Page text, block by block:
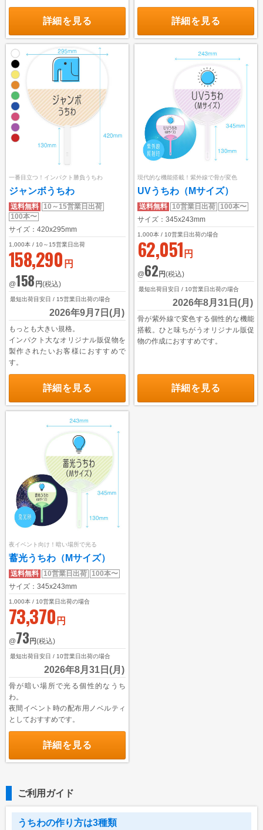
サンプル請求フォーム
見積請求フォーム
ご利用ガイド
初めてのお客様
ご注文の流れ
完全データ入稿(ai形式)について
WEBデザインメーカーについて
配送・送料について
納期について
お支払いについて
返品・交換・キャンセルについて
よくあるご質問
お役立ちブログ
特集で探す
ビジネス向け特集
物件情報関係
各種展示会用
大学法人・専門学校
飲食店集客用
暑中見舞いご挨拶
イベント向け特集
無地うちわ
スポーツ応援うちわ
町内会のお祭りうちわ
こども向けイベント
学校(運動会・文化祭)
うちわコラム
HOW TO うちわ作り
デザインのコツ
うちわ広告について
グループサイト
レスタス
名入れカレンダー製作所
封筒印刷製作所
印鑑・ゴム印製作所
お名前シール製作所
詳細を見る 詳細を見る
一番目立つ！インパクト勝負うちわ
ジャンボうちわ
送料無料
10～15営業日出荷
100本〜
サイズ：420x295mm
1,000本 / 10～15営業日出荷
158,290 円
@158 円(税込)
最短出荷目安日 / 15営業日出荷の場合
2026年9月7日(月)
もっとも大きい規格。
インパクト大なオリジナル販促物を
製作されたいお客様におすすめで
す。
詳細を見る
現代的な機能搭載！紫外線で骨が変色
UVうちわ（Mサイズ）
送料無料 10営業日出荷
100本〜
サイズ：345x243mm
1,000本 / 10営業日出荷の場合
62,051 円
@62円(税込)
最短出荷目安日 / 10営業日出荷の場合
2026年8月31日(月)
骨が紫外線で変色する個性的な機能
搭載。ひと味ちがうオリジナル販促
物の作成におすすめです。
詳細を見る
夜イベント向け！暗い場所で光る
蓄光うちわ（Mサイズ）
送料無料 10営業日出荷
100本〜
サイズ：345x243mm
1,000本 / 10営業日出荷の場合
73,370 円
@73円(税込)
最短出荷目安日 / 10営業日出荷の場合
2026年8月31日(月)
骨が暗い場所で光る個性的なうち
わ。
夜間イベント時の配布用ノベルティ
としておすすめです。
詳細を見る
ご利用ガイド
うちわの作り方は3種類